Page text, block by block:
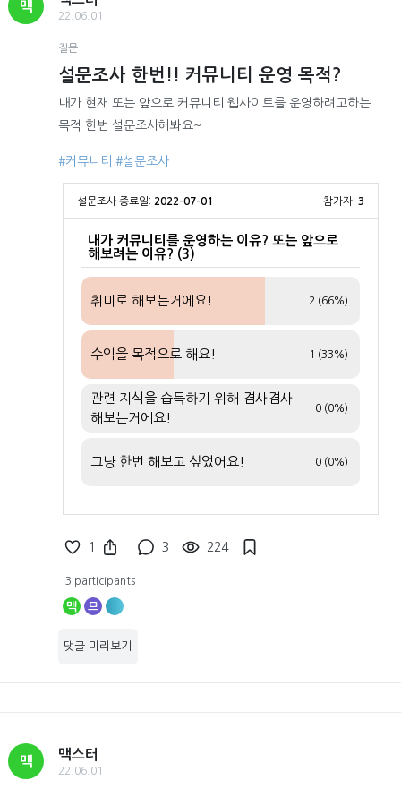
맥
22.06.01
질문
설문조사 한번!! 커뮤니티 운영 목적?
내가 현재 또는 앞으로 커뮤니티 웹사이트를 운영하려고하는
목적 한번 설문조사해봐요~
#커뮤니티 #설문조사
설문조사 종료일: 2022-07-01 참가자: 3
내가 커뮤니티를 운영하는 이유? 또는 앞으로
해보려는 이유? (3)
취미로 해보는거에요! 2 (66%)
수익을 목적으로 해요! 1 (33%)
관련 지식을 습득하기 위해 겸사겸사
해보는거에요!
0 (0%)
그냥 한번 해보고 싶었어요! 0 (0%)
1 3 224
3 participants
맥 므
댓글 미리보기
맥
맥스터
22.06.01